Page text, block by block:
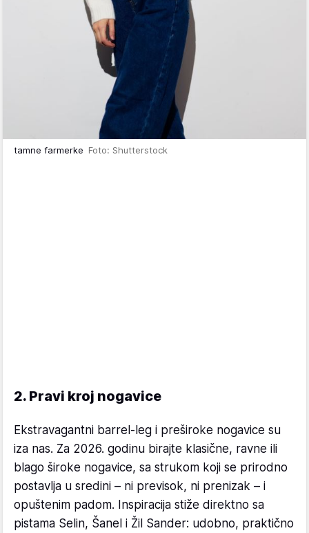
tamne farmerke Foto: Shutterstock
2. Pravi kroj nogavice
Ekstravagantni barrel-leg i preširoke nogavice su
iza nas. Za 2026. godinu birajte klasične, ravne ili
blago široke nogavice, sa strukom koji se prirodno
postavlja u sredini – ni previsok, ni prenizak – i
opuštenim padom. Inspiracija stiže direktno sa
pistama Selin, Šanel i Žil Sander: udobno, praktično